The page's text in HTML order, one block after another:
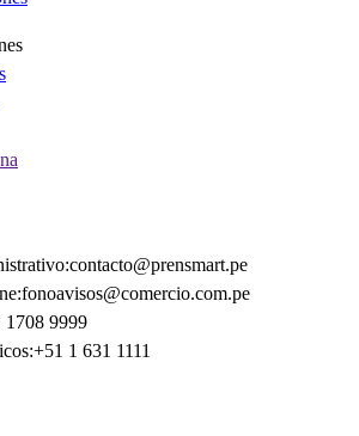
:contacto@prensmart.pe
:fonoavisos@comercio.com.pe
1708 9999
:+51 1 631 1111